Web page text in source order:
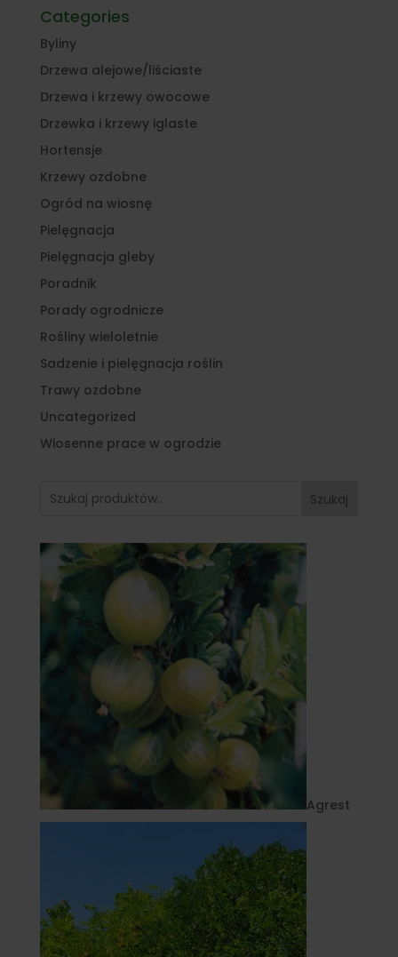
Categories
Byliny
Drzewa alejowe/liściaste
Drzewa i krzewy owocowe
Drzewka i krzewy iglaste
Hortensje
Krzewy ozdobne
Ogród na wiosnę
Pielęgnacja
Pielęgnacja gleby
Poradnik
Porady ogrodnicze
Rośliny wieloletnie
Sadzenie i pielęgnacja roślin
Trawy ozdobne
Uncategorized
Wiosenne prace w ogrodzie
Szukaj
Agrest